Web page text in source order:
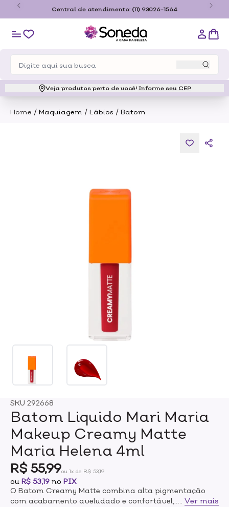
Central de atendimento: (11) 93026-1564
Veja produtos perto de você! Informe seu CEP
Home / Maquiagem / Lábios / Batom
SKU 292668
Batom Liquido Mari Maria
Makeup Creamy Matte
Maria Helena 4ml
R$ 55,99ou 1x de R$ 53,19
ou R$ 53,19 no PIX
O Batom Creamy Matte combina alta pigmentação
com acabamento aveludado e confortável,
Ver mais